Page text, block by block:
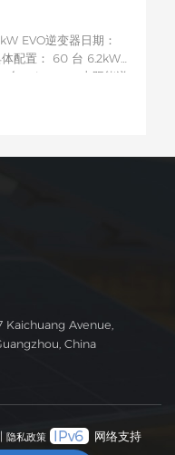
EVO逆变器日期：
配置： 60 台 6.2kW
台6.2kW EVO太阳能逆
企业的光伏储能项目。
输出，具备智能低电压
Kaichuang Avenue,
China
隐私政策 网络支持